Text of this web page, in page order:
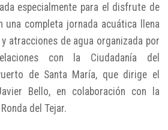
especialmente para el disfrute de
una completa jornada acuática llena
atracciones de agua organizada por
con la Ciudadanía del
de Santa María, que dirige el
Bello, en colaboración con la
del Tejar.